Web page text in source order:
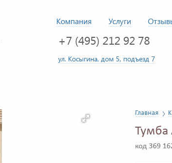
Компания Услуги
+7 (495) 212 92 78
ул. Косыгина, дом 5, подъезд 7
Главная
Тумба
код 369